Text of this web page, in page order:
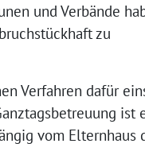
und Verbände
zu
Verfahren dafür
ist
vom Elternhaus